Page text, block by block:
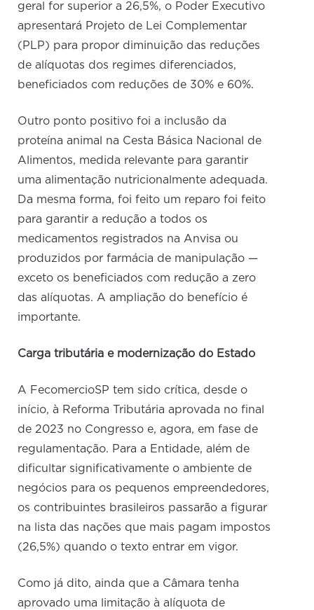
geral for superior a 26,5%, o Poder Executivo
apresentará Projeto de Lei Complementar
(PLP) para propor diminuição das reduções
de alíquotas dos regimes diferenciados,
beneficiados com reduções de 30% e 60%.
Outro ponto positivo foi a inclusão da
proteína animal na Cesta Básica Nacional de
Alimentos, medida relevante para garantir
uma alimentação nutricionalmente adequada.
Da mesma forma, foi feito um reparo foi feito
para garantir a redução a todos os
medicamentos registrados na Anvisa ou
produzidos por farmácia de manipulação —
exceto os beneficiados com redução a zero
das alíquotas. A ampliação do benefício é
importante.
Carga tributária e modernização do Estado
A FecomercioSP tem sido crítica, desde o
início, à Reforma Tributária aprovada no final
de 2023 no Congresso e, agora, em fase de
regulamentação. Para a Entidade, além de
dificultar significativamente o ambiente de
negócios para os pequenos empreendedores,
os contribuintes brasileiros passarão a figurar
na lista das nações que mais pagam impostos
(26,5%) quando o texto entrar em vigor.
Como já dito, ainda que a Câmara tenha
aprovado uma limitação à alíquota de